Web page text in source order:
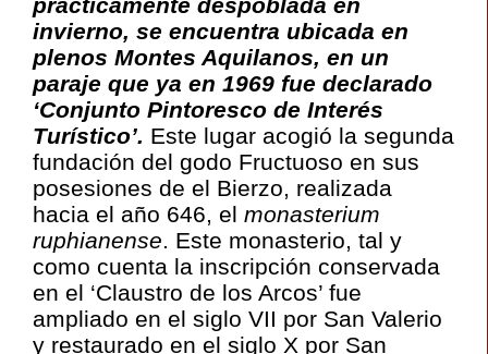
prácticamente despoblada en
invierno, se encuentra ubicada en
plenos Montes Aquilanos, en un
paraje que ya en 1969 fue declarado
‘Conjunto Pintoresco de Interés
Turístico’. Este lugar acogió la segunda
fundación del godo Fructuoso en sus
posesiones de el Bierzo, realizada
hacia el año 646, el monasterium
ruphianense. Este monasterio, tal y
como cuenta la inscripción conservada
en el ‘Claustro de los Arcos’ fue
ampliado en el siglo VII por San Valerio
y restaurado en el siglo X por San